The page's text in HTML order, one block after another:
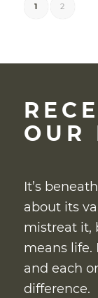
1 2
OUR
It’s
about its
mistreat it,
means life.
and each
difference.